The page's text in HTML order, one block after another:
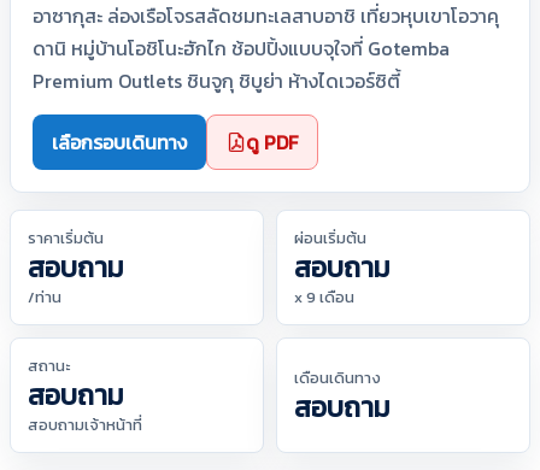
อาซากุสะ ล่องเรือโจรสลัดชมทะเลสาบอาชิ เที่ยวหุบเขาโอวาคุ
ดานิ หมู่บ้านโอชิโนะฮักไก ช้อปปิ้งแบบจุใจที่ Gotemba
Premium Outlets ชินจูกุ ชิบูย่า ห้างไดเวอร์ซิตี้
เลือกรอบเดินทาง ดู PDF
ราคาเริ่มต้น
สอบถาม
/ท่าน
ผ่อนเริ่มต้น
สอบถาม
x 9 เดือน
สถานะ
สอบถาม
สอบถามเจ้าหน้าที่
เดือนเดินทาง
สอบถาม